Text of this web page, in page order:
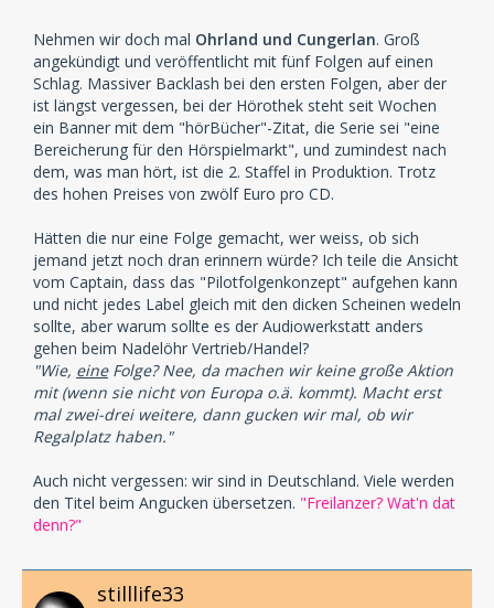
Nehmen wir doch mal Ohrland und Cungerlan. Groß
angekündigt und veröffentlicht mit fünf Folgen auf einen
Schlag. Massiver Backlash bei den ersten Folgen, aber der
ist längst vergessen, bei der Hörothek steht seit Wochen
ein Banner mit dem "hörBücher"-Zitat, die Serie sei "eine
Bereicherung für den Hörspielmarkt", und zumindest nach
dem, was man hört, ist die 2. Staffel in Produktion. Trotz
des hohen Preises von zwölf Euro pro CD.
Hätten die nur eine Folge gemacht, wer weiss, ob sich
jemand jetzt noch dran erinnern würde? Ich teile die Ansicht
vom Captain, dass das "Pilotfolgenkonzept" aufgehen kann
und nicht jedes Label gleich mit den dicken Scheinen wedeln
sollte, aber warum sollte es der Audiowerkstatt anders
gehen beim Nadelöhr Vertrieb/Handel?
"Wie, eineFolge? Nee, da machen wir keine große Aktion
mit (wenn sie nicht von Europa o.ä. kommt). Macht erst
mal zwei-drei weitere, dann gucken wir mal, ob wir
Regalplatz haben."
Auch nicht vergessen: wir sind in Deutschland. Viele werden
den Titel beim Angucken übersetzen. "Freilanzer? Wat'n dat
denn?"
stilllife33